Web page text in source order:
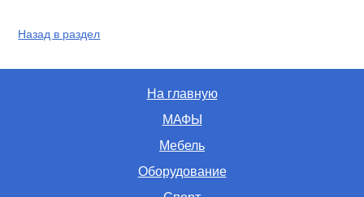
Назад в раздел
На главную
МАФЫ
Мебель
Оборудование